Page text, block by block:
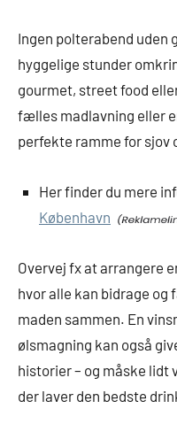
Ingen polterabend uden
hyggelige stunder
gourmet, street food
fælles madlavning eller
perfekte ramme for
Her finder du mere
København
Overvej fx at arrangere
hvor alle kan bidrage og
maden sammen. En
ølsmagning kan også
historier – og måske lidt
der laver den bedste